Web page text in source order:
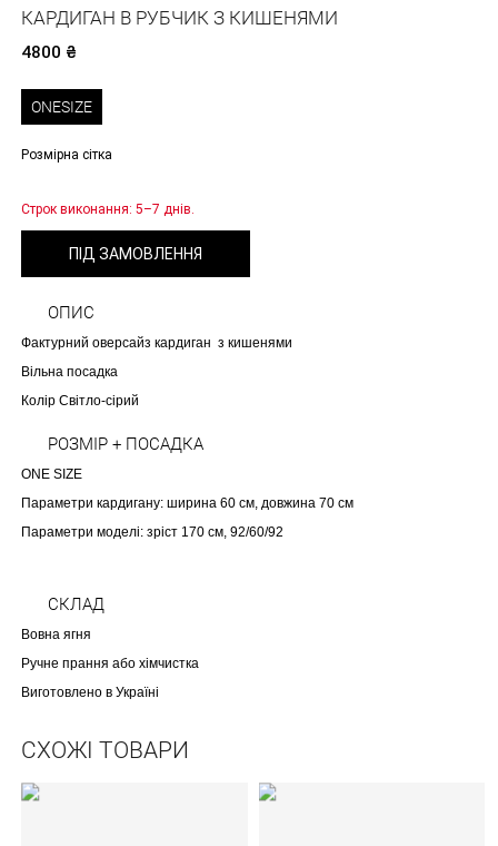
КАРДИГАН В РУБЧИК З КИШЕНЯМИ
4800 ₴
ONESIZE
Розмірна сітка
Строк виконання: 5–7 днів.
ПІД ЗАМОВЛЕННЯ
ОПИС
Фактурний оверсайз кардиган з кишенями
Вільна посадка
Колір Світло-сірий
РОЗМІР + ПОСАДКА
ONE SIZE
Параметри кардигану: ширина 60 см, довжина 70 см
Параметри моделі: зріст 170 см, 92/60/92
СКЛАД
Вовна ягня
Ручне прання або хімчистка
Виготовлено в Україні
СХОЖІ ТОВАРИ